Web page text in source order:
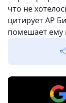
что не
цитирует AP
помешает ему